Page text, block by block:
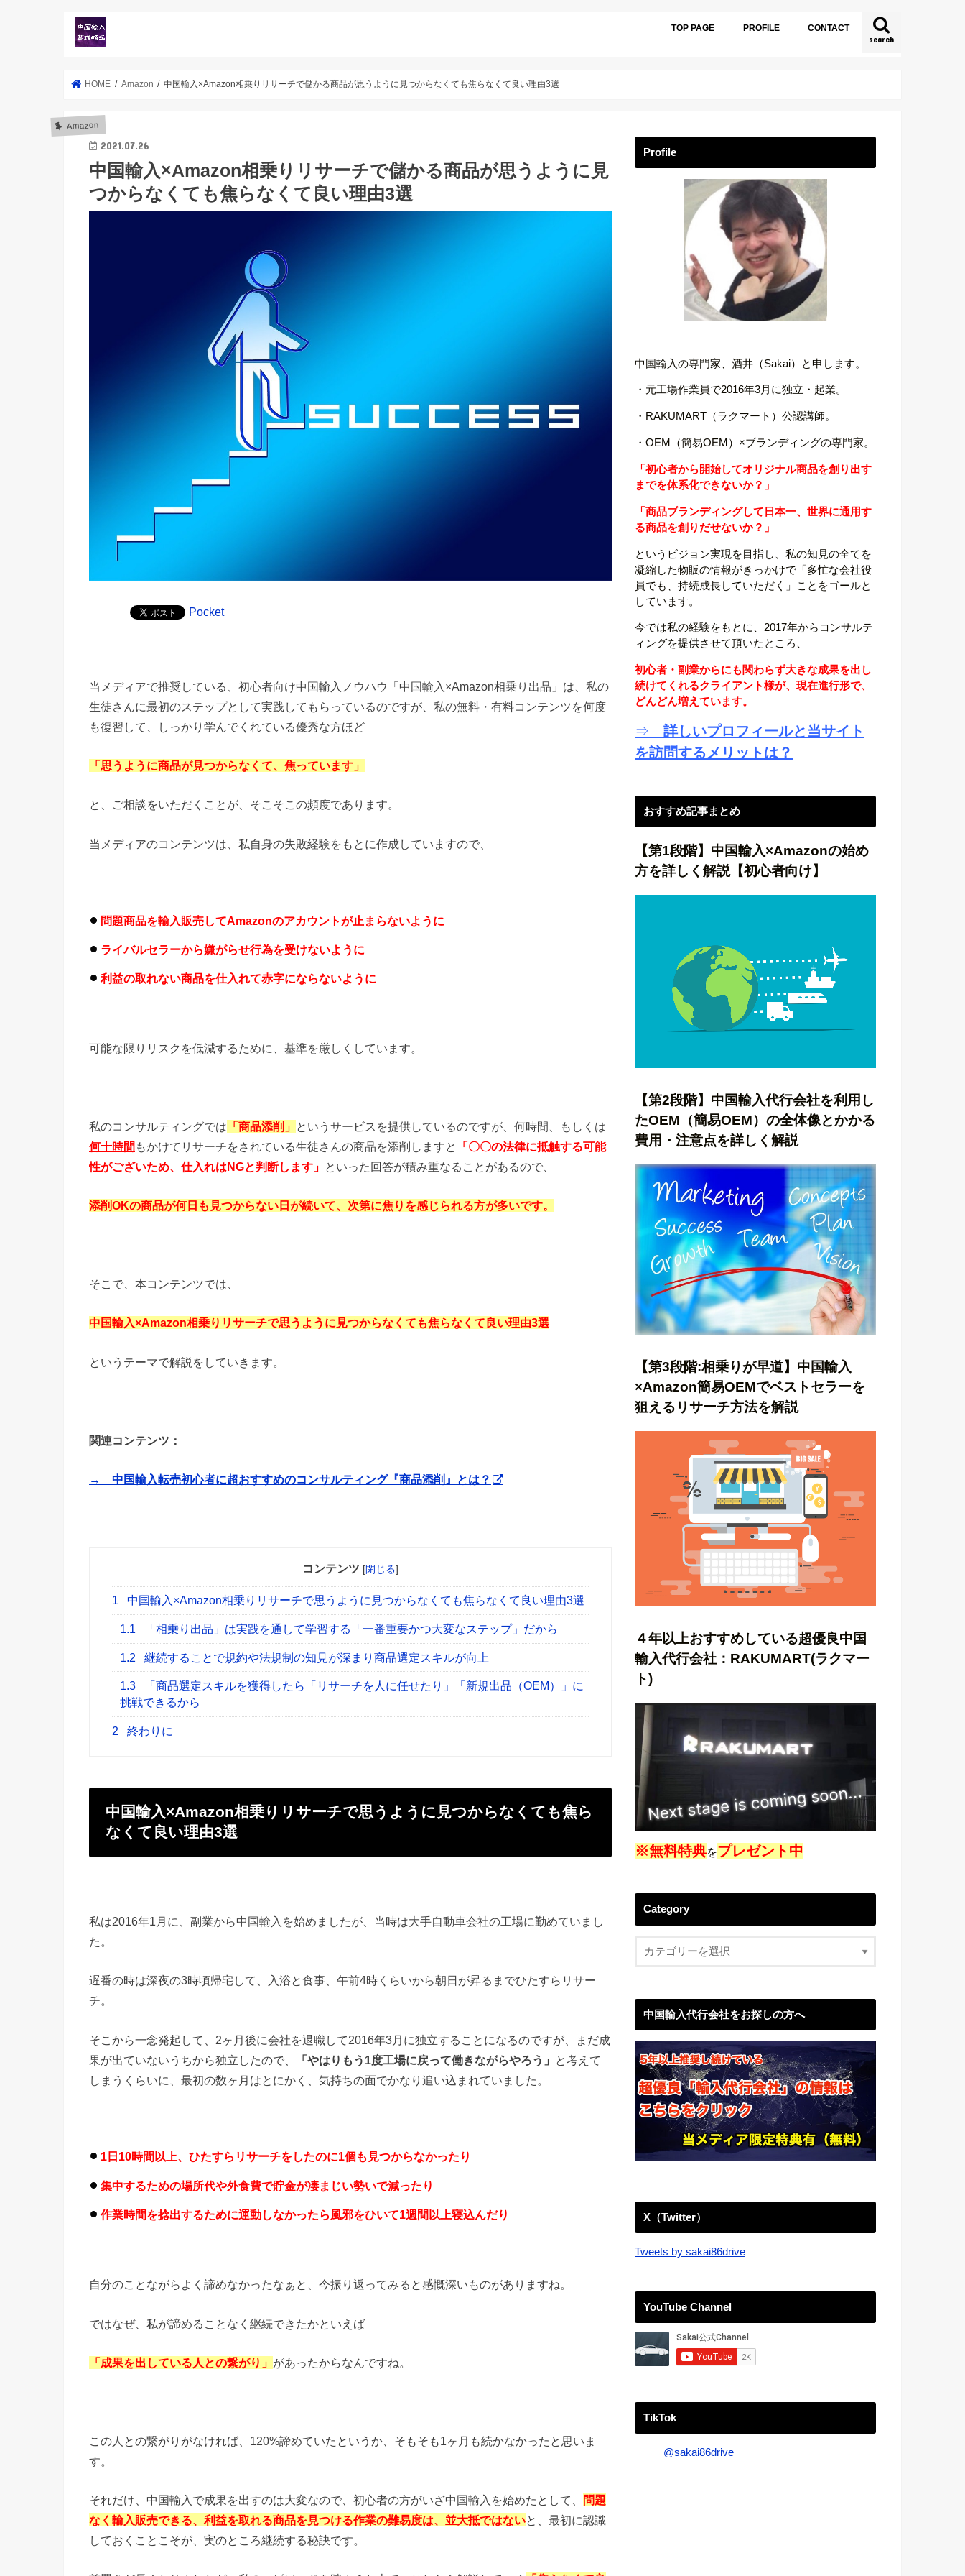
search
TOP PAGE PROFILE CONTACT
HOME Amazon 中国輸入×Amazon相乗りリサーチで儲かる商品が思うように見つからなくても焦らなくて良い理由3選
Amazon
2021.07.26
中国輸入×Amazon相乗りリサーチで儲かる商品が思うように見
つからなくても焦らなくて良い理由3選
Pocket
当メディアで推奨している、初心者向け中国輸入ノウハウ「中国輸入×Amazon相乗り出品」は、私の
生徒さんに最初のステップとして実践してもらっているのですが、私の無料・有料コンテンツを何度
も復習して、しっかり学んでくれている優秀な方ほど
「思うように商品が見つからなくて、焦っています」
と、ご相談をいただくことが、そこそこの頻度であります。
当メディアのコンテンツは、私自身の失敗経験をもとに作成していますので、
問題商品を輸入販売してAmazonのアカウントが止まらないように
ライバルセラーから嫌がらせ行為を受けないように
利益の取れない商品を仕入れて赤字にならないように
可能な限りリスクを低減するために、基準を厳しくしています。
私のコンサルティングでは 「商品添削」 というサービスを提供しているのですが、何時間、もしくは
何十時間 もかけてリサーチをされている生徒さんの商品を添削しますと
「〇〇の法律に抵触する可能
性がございため、仕入れはNGと判断します」 といった回答が積み重なることがあるので、
添削OKの商品が何日も見つからない日が続いて、次第に焦りを感じられる方が多いです。
そこで、本コンテンツでは、
中国輸入×Amazon相乗りリサーチで思うように見つからなくても焦らなくて良い理由3選
というテーマで解説をしていきます。
関連コンテンツ：
→ 中国輸入転売初心者に超おすすめのコンサルティング『商品添削』とは？
コンテンツ [閉じる]
1 中国輸入×Amazon相乗りリサーチで思うように見つからなくても焦らなくて良い理由3選
1.1 「相乗り出品」は実践を通して学習する「一番重要かつ大変なステップ」だから
1.2 継続することで規約や法規制の知見が深まり商品選定スキルが向上
1.3
「商品選定スキルを獲得したら「リサーチを人に任せたり」「新規出品（OEM）」に
挑戦できるから
2 終わりに
中国輸入×Amazon相乗りリサーチで思うように見つからなくても焦ら
なくて良い理由3選
私は2016年1月に、副業から中国輸入を始めましたが、当時は大手自動車会社の工場に勤めていまし
た。
遅番の時は深夜の3時頃帰宅して、入浴と食事、午前4時くらいから朝日が昇るまでひたすらリサー
チ。
そこから一念発起して、2ヶ月後に会社を退職して2016年3月に独立することになるのですが、まだ成
果が出ていないうちから独立したので、
「やはりもう1度工場に戻って働きながらやろう」
と考えて
しまうくらいに、最初の数ヶ月はとにかく、気持ちの面でかなり追い込まれていました。
1日10時間以上、ひたすらリサーチをしたのに1個も見つからなかったり
集中するための場所代や外食費で貯金が凄まじい勢いで減ったり
作業時間を捻出するために運動しなかったら風邪をひいて1週間以上寝込んだり
自分のことながらよく諦めなかったなぁと、今振り返ってみると感慨深いものがありますね。
ではなぜ、私が諦めることなく継続できたかといえば
「成果を出している人との繋がり」 があったからなんですね。
この人との繋がりがなければ、120%諦めていたというか、そもそも1ヶ月も続かなかったと思いま
す。
それだけ、中国輸入で成果を出すのは大変なので、初心者の方がいざ中国輸入を始めたとして、
問題
なく輸入販売できる、利益を取れる商品を見つける作業の難易度は、並大抵ではないと、最初に認識
しておくことこそが、実のところ継続する秘訣です。
Profile
中国輸入の専門家、酒井（Sakai）と申します。
・元工場作業員で2016年3月に独立・起業。
・RAKUMART（ラクマート）公認講師。
・OEM（簡易OEM）×ブランディングの専門家。
「初心者から開始してオリジナル商品を創り出す
までを体系化できないか？」
「商品ブランディングして日本一、世界に通用す
る商品を創りだせないか？」
というビジョン実現を目指し、私の知見の全てを
凝縮した物販の情報がきっかけで「多忙な会社役
員でも、持続成長していただく」ことをゴールと
しています。
今では私の経験をもとに、2017年からコンサルテ
ィングを提供させて頂いたところ、
初心者・副業からにも関わらず大きな成果を出し
続けてくれるクライアント様が、現在進行形で、
どんどん増えています。
⇒ 詳しいプロフィールと当サイト
を訪問するメリットは？
おすすめ記事まとめ
【第1段階】中国輸入×Amazonの始め
方を詳しく解説【初心者向け】
【第2段階】中国輸入代行会社を利用し
たOEM（簡易OEM）の全体像とかかる
費用・注意点を詳しく解説
【第3段階:相乗りが早道】中国輸入
×Amazon簡易OEMでベストセラーを
狙えるリサーチ方法を解説
４年以上おすすめしている超優良中国
輸入代行会社：RAKUMART(ラクマー
ト)
※無料特典をプレゼント中
Category
中国輸入代行会社をお探しの方へ
X（Twitter）
Tweets by sakai86drive
YouTube Channel
TikTok
@sakai86drive